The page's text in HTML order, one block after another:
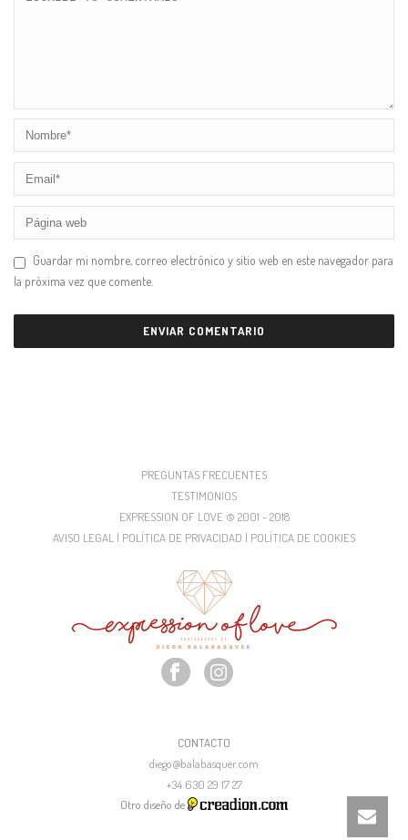
Guardar mi nombre, correo electrónico y sitio web en este navegador para
la próxima vez que comente.
PREGUNTAS FRECUENTES
TESTIMONIOS
EXPRESSION OF LOVE © 2001 - 2018
AVISO LEGAL | POLÍTICA DE PRIVACIDAD | POLÍTICA DE COOKIES
CONTACTO
diego@balabasquer.com
+34 630 29 17 27
Otro diseño de